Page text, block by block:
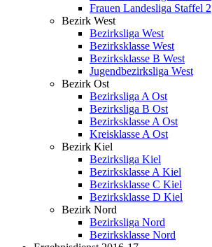
Frauen Landesliga Staffel 2
Bezirk West
Bezirksliga West
Bezirksklasse West
Bezirksklasse B West
Jugendbezirksliga West
Bezirk Ost
Bezirksliga A Ost
Bezirksliga B Ost
Bezirksklasse A Ost
Kreisklasse A Ost
Bezirk Kiel
Bezirksliga Kiel
Bezirksklasse A Kiel
Bezirksklasse C Kiel
Bezirksklasse D Kiel
Bezirk Nord
Bezirksliga Nord
Bezirksklasse Nord